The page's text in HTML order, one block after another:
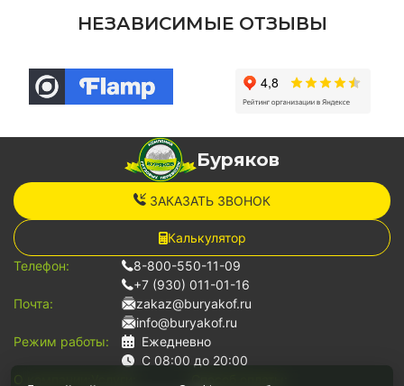
НЕЗАВИСИМЫЕ ОТЗЫВЫ
Буряков
ЗАКАЗАТЬ ЗВОНОК
Калькулятор
Телефон:
8-800-550-11-09
+7 (930) 011-01-16
Почта:
zakaz@buryakof.ru
info@buryakof.ru
Режим работы:
Ежедневно
С 08:00 до 20:00
О компании: